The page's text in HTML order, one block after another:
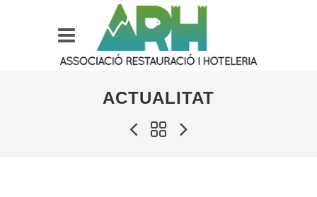
ACTUALITAT